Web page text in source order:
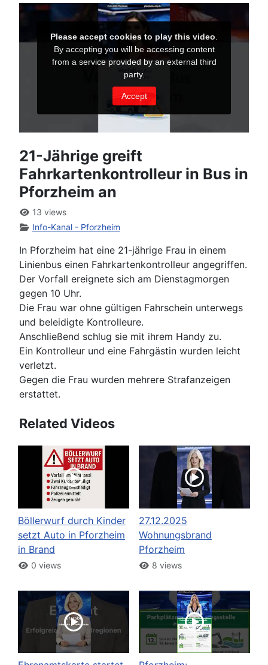
21-Jährige greift
Fahrkartenkontrolleur in Bus in
Pforzheim an
13 views
Info-Kanal - Pforzheim
In Pforzheim hat eine 21-jährige Frau in einem
Linienbus einen Fahrkartenkontrolleur angegriffen.
Der Vorfall ereignete sich am Dienstagmorgen
gegen 10 Uhr.
Die Frau war ohne gültigen Fahrschein unterwegs
und beleidigte Kontrolleure.
Anschließend schlug sie mit ihrem Handy zu.
Ein Kontrolleur und eine Fahrgästin wurden leicht
verletzt.
Gegen die Frau wurden mehrere Strafanzeigen
erstattet.
Related Videos
Böllerwurf durch Kinder
setzt Auto in Pforzheim
in Brand
0 views
27.12.2025
Wohnungsbrand
Pforzheim
8 views